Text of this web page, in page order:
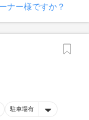
ナー様ですか？
駐車場有